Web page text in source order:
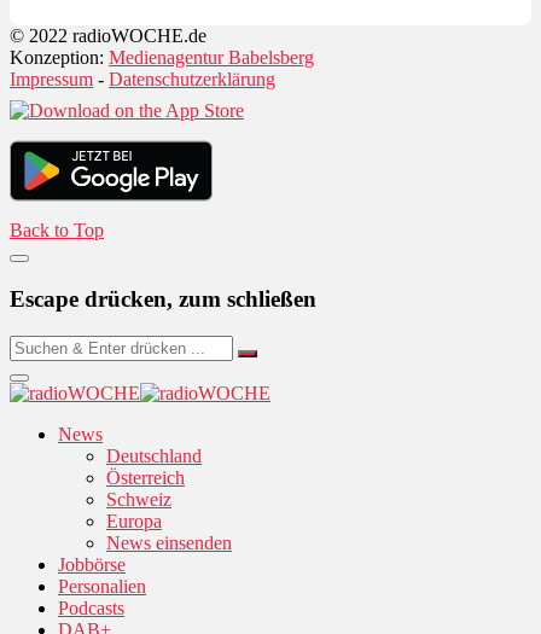
© 2022 radioWOCHE.de
Konzeption: Medienagentur Babelsberg
Impressum - Datenschutzerklärung
Back to Top
Escape drücken, zum schließen
News
Deutschland
Österreich
Schweiz
Europa
News einsenden
Jobbörse
Personalien
Podcasts
DAB+